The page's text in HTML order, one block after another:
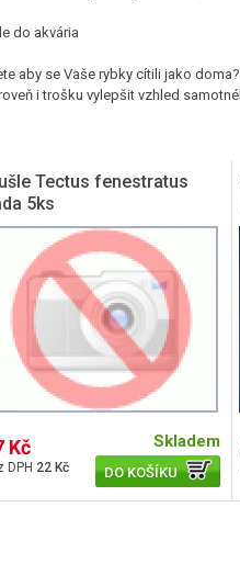
do akvária
aby se Vaše rybky cítili jako
i trošku vylepšit vzhled
Tectus fenestratus
5ks
Kč
22 Kč
Skladem
DO KOŠÍKU